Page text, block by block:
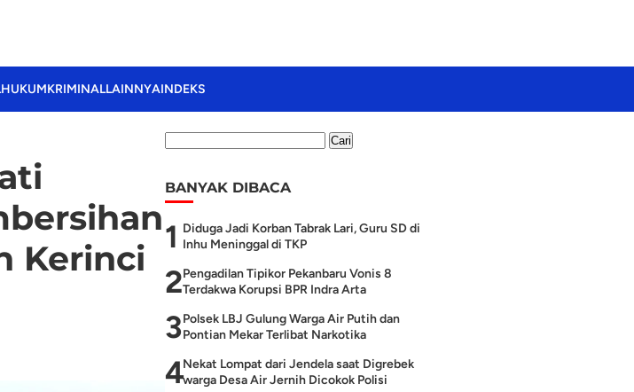
HUKUMKRIMINALLAINNYAINDEKS
Kerinci
BANYAK DIBACA
1 Diduga Jadi Korban Tabrak Lari, Guru SD di
Inhu Meninggal di TKP
2Pengadilan Tipikor Pekanbaru Vonis 8
Terdakwa Korupsi BPR Indra Arta
3Polsek LBJ Gulung Warga Air Putih dan
Pontian Mekar Terlibat Narkotika
4Nekat Lompat dari Jendela saat Digrebek
warga Desa Air Jernih Dicokok Polisi